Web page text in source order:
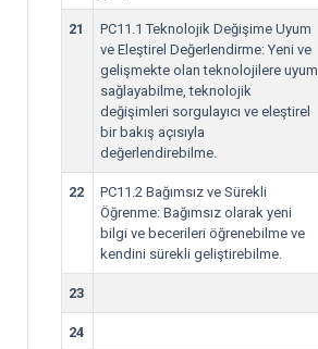
21
PC11.1 Teknolojik Değişime Uyum
ve Eleştirel Değerlendirme: Yeni ve
gelişmekte olan teknolojilere uyum
sağlayabilme, teknolojik
değişimleri sorgulayıcı ve eleştirel
bir bakış açısıyla
değerlendirebilme.
22
PC11.2 Bağımsız ve Sürekli
Öğrenme: Bağımsız olarak yeni
bilgi ve becerileri öğrenebilme ve
kendini sürekli geliştirebilme.
23
24